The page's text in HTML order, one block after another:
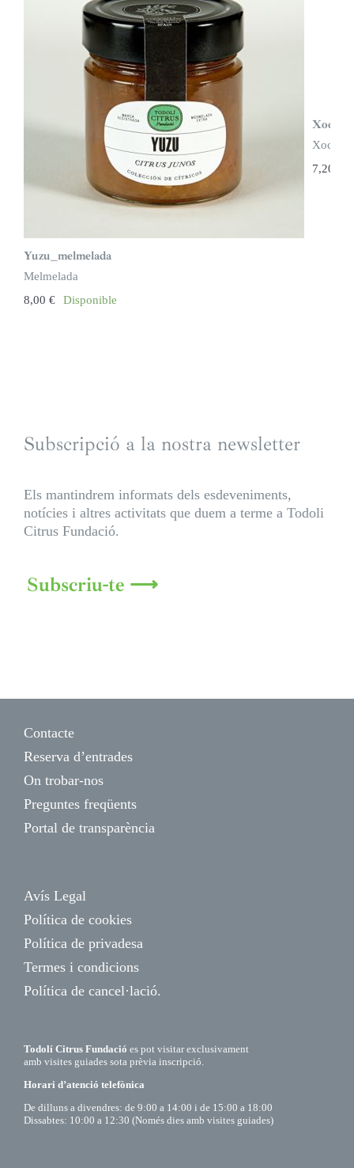
Yuzu_melmelada
Melmelada
8,00 € Disponible
7,20
Subscripció a la nostra newsletter
Els mantindrem informats dels esdeveniments,
notícies i altres activitats que duem a terme a Todoli
Citrus Fundació.
Subscriu-te ⟶
Contacte
Reserva d’entrades
On trobar-nos
Preguntes freqüents
Portal de transparència
Avís Legal
Política de cookies
Política de privadesa
Termes i condicions
Política de cancel·lació.
Todolí Citrus Fundació es pot visitar exclusivament
amb visites guiades sota prèvia inscripció.
Horari d’atenció telefònica
De dilluns a divendres: de 9:00 a 14:00 i de 15:00 a 18:00
Dissabtes: 10:00 a 12:30 (Només dies amb visites guiades)